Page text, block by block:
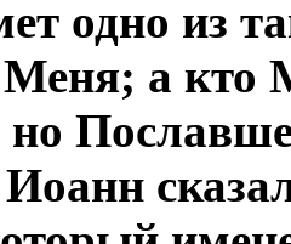
одно из
а кто
но